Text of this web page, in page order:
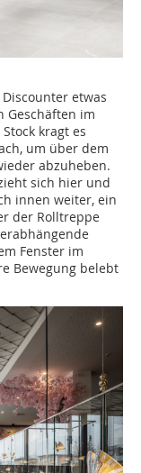
etwas
Geschäften im
kragt es
um über dem
abzuheben.
sich hier und
innen weiter, ein
der Rolltreppe
Fenster im
Bewegung belebt